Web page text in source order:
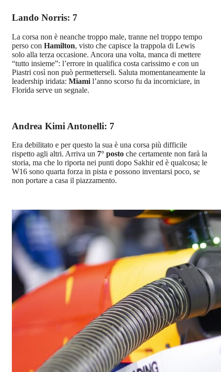
Lando Norris: 7
La corsa non è neanche troppo male, tranne nel troppo tempo
perso con Hamilton, visto che capisce la trappola di Lewis
solo alla terza occasione. Ancora una volta, manca di mettere
“tutto insieme”: l’errore in qualifica costa carissimo e con un
Piastri così non può permetterseli. Saluta momentaneamente la
leadership iridata: Miami l’anno scorso fu da incorniciare, in
Florida serve un segnale.
Andrea Kimi Antonelli: 7
Era debilitato e per questo la sua è una corsa più difficile
rispetto agli altri. Arriva un 7° posto che certamente non farà la
storia, ma che lo riporta nei punti dopo Sakhir ed è qualcosa; le
W16 sono quarta forza in pista e possono inventarsi poco, se
non portare a casa il piazzamento.